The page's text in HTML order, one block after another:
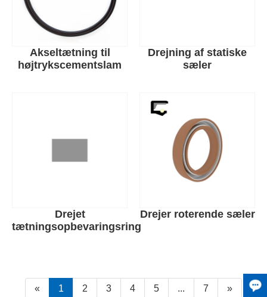
Akseltætning til
højtrykscementslam
Drejning af statiske
sæler
Drejet
tætningsopbevaringsring
Drejer roterende sæler
« 1 2 3 4 5 ... 7 »